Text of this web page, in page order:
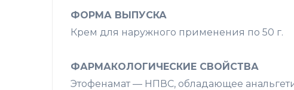
ФОРМА ВЫПУСКА
Крем для наружного применения по 50 г.
ФАРМАКОЛОГИЧЕСКИЕ СВОЙСТВА
Этофенамат — НПВС, обладающее